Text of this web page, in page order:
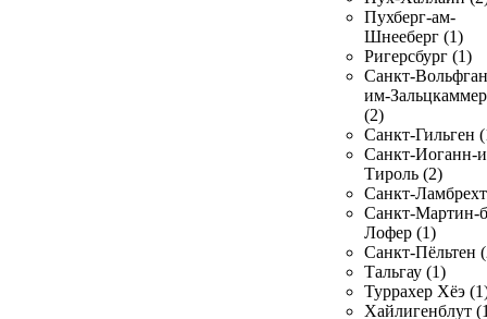
Пухберг-ам-
Шнееберг (1)
Ригерсбург (1)
Санкт-
им-
(2)
Санкт-Гильген
Санкт-Иоганн-
Тироль (2)
Санкт-
Санкт-Мартин-
Лофер (1)
Санкт-Пёльтен
Тальгау (1)
Туррахер Хёэ
Хайлигенблут